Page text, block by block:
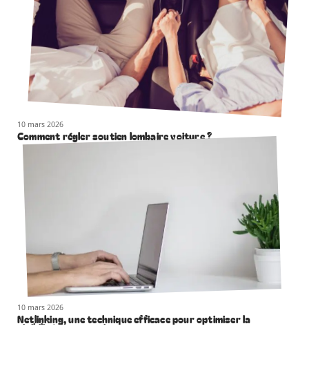
10 mars 2026
Comment régler soutien lombaire voiture ?
10 mars 2026
Netlinking, une technique efficace pour optimiser la
visibilité de votre site